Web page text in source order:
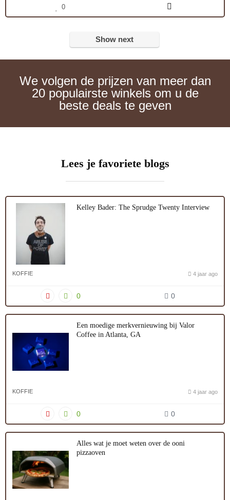
0
Show next
We volgen de prijzen van meer dan
20 populairste winkels om u de
beste deals te geven
Lees je favoriete blogs
Kelley Bader: The Sprudge Twenty Interview
KOFFIE 4 jaar ago
0 0
Een moedige merkvernieuwing bij Valor
Coffee in Atlanta, GA
KOFFIE 4 jaar ago
0 0
Alles wat je moet weten over de ooni
pizzaoven